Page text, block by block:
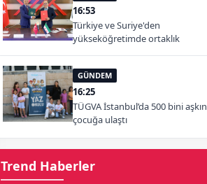
16:53
Türkiye ve Suriye'den
yükseköğretimde ortaklık
GÜNDEM
16:25
TÜGVA İstanbul’da 500 bini aşkın
çocuğa ulaştı
Trend Haberler